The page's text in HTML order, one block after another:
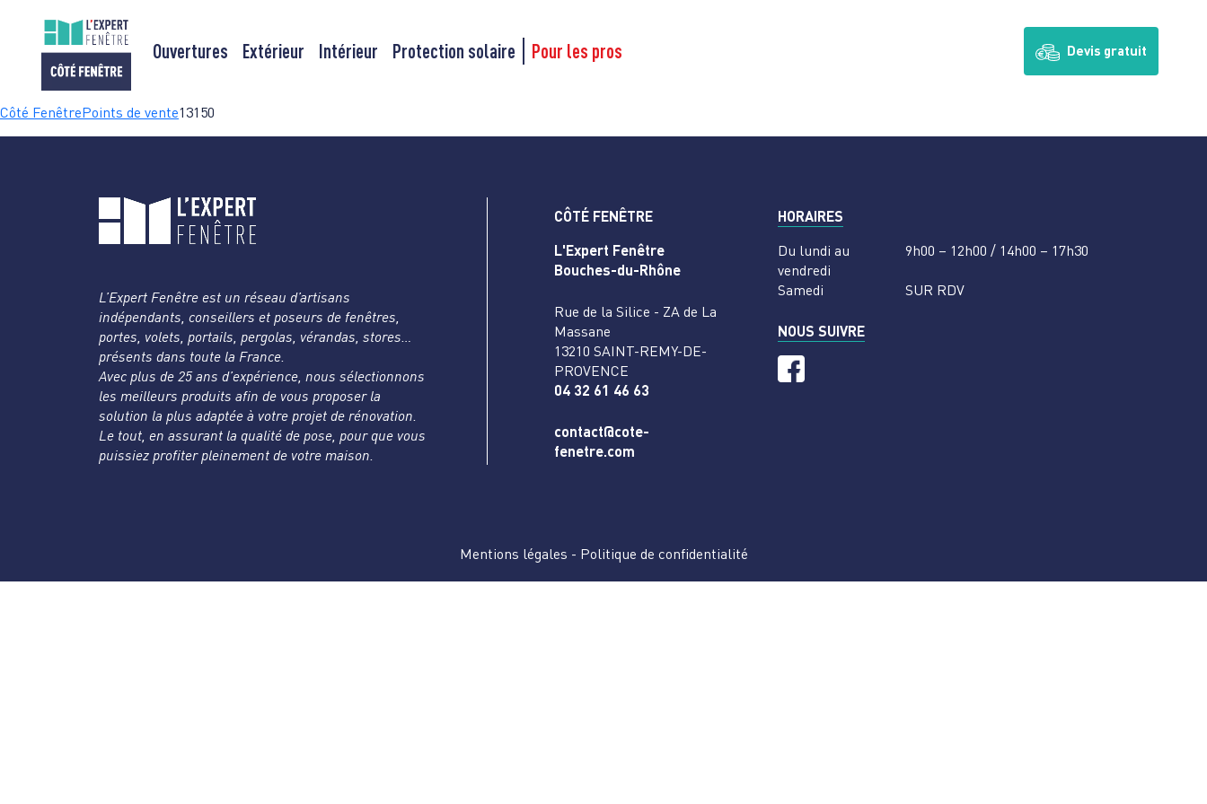
Passer
Devis gratuit
Ouvertures Extérieur Intérieur Protection solaire Pour les pros
Côté FenêtrePoints de vente13150
L’Expert Fenêtre est un réseau d’artisans
indépendants, conseillers et poseurs de fenêtres,
portes, volets, portails, pergolas, vérandas, stores…
présents dans toute la France.
Avec plus de 25 ans d’expérience, nous sélectionnons
les meilleurs produits afin de vous proposer la
solution la plus adaptée à votre projet de rénovation.
Le tout, en assurant la qualité de pose, pour que vous
puissiez profiter pleinement de votre maison.
CÔTÉ FENÊTRE
L'Expert Fenêtre
Bouches-du-Rhône
Rue de la Silice - ZA de La
Massane
13210 SAINT-REMY-DE-
PROVENCE
04 32 61 46 63
contact@cote-
fenetre.com
HORAIRES
Du lundi au
vendredi
9h00 – 12h00 / 14h00 – 17h30
Samedi SUR RDV
NOUS SUIVRE
Mentions légales - Politique de confidentialité